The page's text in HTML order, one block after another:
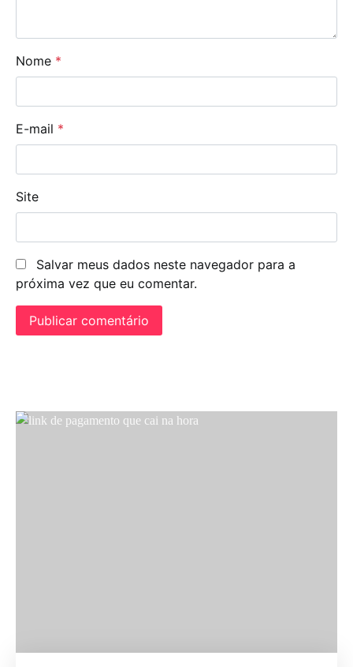
Nome *
E-mail *
Site
Salvar meus dados neste navegador para a
próxima vez que eu comentar.